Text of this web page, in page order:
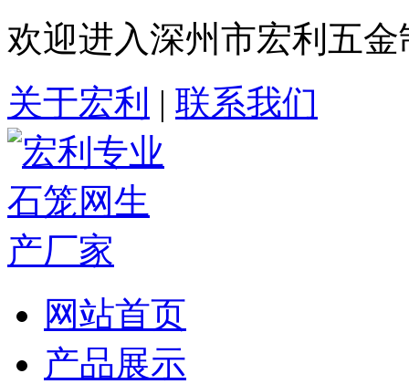
欢迎进入深州市宏利五
关于宏利 | 联系我们
网站首页
产品展示